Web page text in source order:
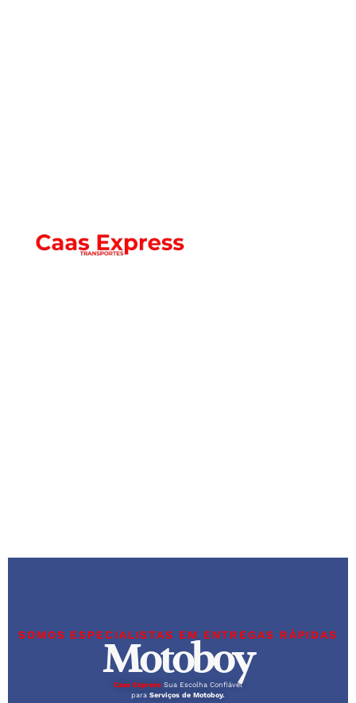
SOMOS ESPECIALISTAS EM ENTREGAS RÁPIDAS
Motoboy
Caas Express Sua Escolha Confiável
para Serviços de Motoboy.